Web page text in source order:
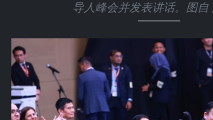
导人峰会并发表讲话。图自